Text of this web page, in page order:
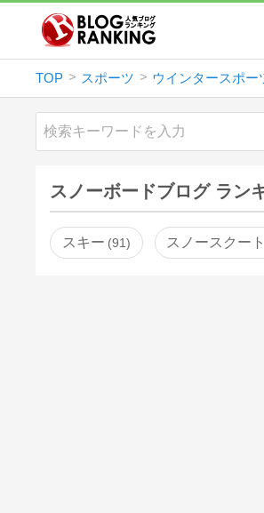
TOP スポーツ ウインタースポー
スノーボードブログ ラン
スキー 91 スノースクー